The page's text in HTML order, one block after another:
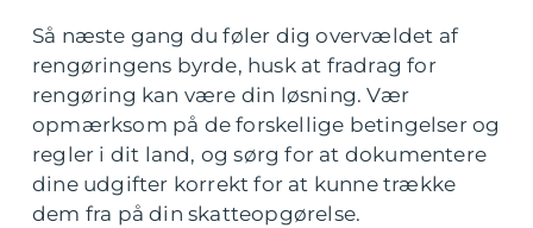
Så næste gang du føler dig overvældet af
rengøringens byrde, husk at fradrag for
rengøring kan være din løsning. Vær
opmærksom på de forskellige betingelser og
regler i dit land, og sørg for at dokumentere
dine udgifter korrekt for at kunne trække
dem fra på din skatteopgørelse.